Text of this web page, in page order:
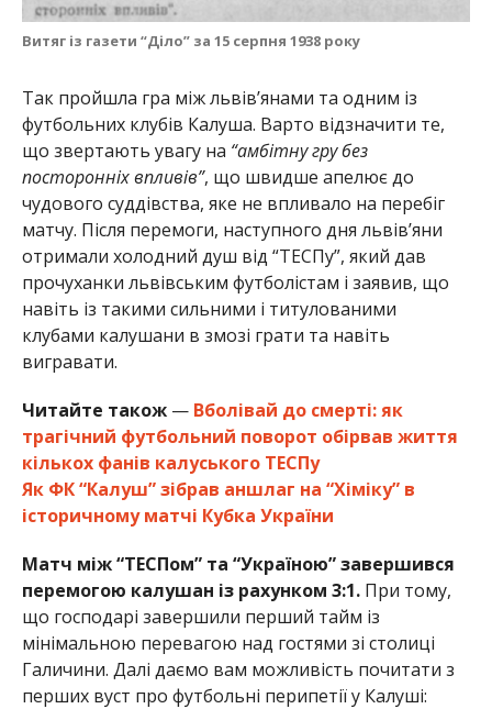
Витяг із газети “Діло” за 15 серпня 1938 року
Так пройшла гра між львів’янами та одним із
футбольних клубів Калуша. Варто відзначити те,
що звертають увагу на “амбітну гру без
посторонніх впливів”, що швидше апелює до
чудового суддівства, яке не впливало на перебіг
матчу. Після перемоги, наступного дня львів’яни
отримали холодний душ від “ТЕСПу”, який дав
прочуханки львівським футболістам і заявив, що
навіть із такими сильними і титулованими
клубами калушани в змозі грати та навіть
вигравати.
Читайте також— Вболівай до смерті: як
трагічний футбольний поворот обірвав життя
кількох фанів калуського ТЕСПу
Як ФК “Калуш” зібрав аншлаг на “Хіміку” в
історичному матчі Кубка України
Матч між “ТЕСПом” та “Україною” завершився
перемогою калушан із рахунком 3:1.При тому,
що господарі завершили перший тайм із
мінімальною перевагою над гостями зі столиці
Галичини. Далі даємо вам можливість почитати з
перших вуст про футбольні перипетії у Калуші: